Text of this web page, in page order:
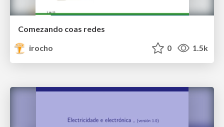
Comezando coas redes
irocho
0 1.5k